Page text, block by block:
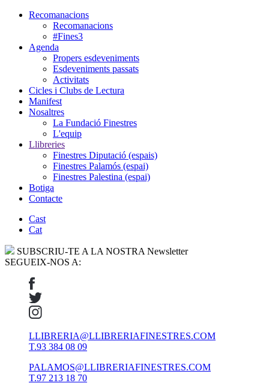
Recomanacions
Recomanacions
#Fines3
Agenda
Propers esdeveniments
Esdeveniments passats
Activitats
Cicles i Clubs de Lectura
Manifest
Nosaltres
La Fundació Finestres
L'equip
Llibreries
Finestres Diputació (espais)
Finestres Palamós (espai)
Finestres Palestina (espai)
Botiga
Contacte
Cast
Cat
SUBSCRIU-TE A LA NOSTRA Newsletter
SEGUEIX-NOS A:
LLIBRERIA@LLIBRERIAFINESTRES.COM
T.93 384 08 09
PALAMOS@LLIBRERIAFINESTRES.COM
T.97 213 18 70